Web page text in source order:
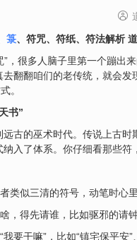

箓、符咒、符纸、符法解析
”，很多人脑子里第一个蹦
去翻翻咱们的老传统，就会
。
书”
古的巫术时代。传说上古
入了体系。你仔细看那些
类似三清的符号，动笔时心
，得先请谁，比如驱邪的请
要干嘛”，比如“镇宅保平安”